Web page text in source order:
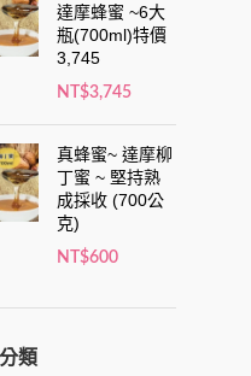
達摩蜂蜜 ~6大
瓶(700ml)特價
3,745
NT$3,745
真蜂蜜~ 達摩柳
丁蜜 ~ 堅持熟
成採收 (700公
克)
NT$600
類